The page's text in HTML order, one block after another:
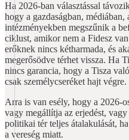
Ha 2026-ban választással
hogy a gazdaságban,
intézményekben megszűnik a
ciklust, amikor nem a Fidesz
erőknek nincs kétharmada, és
megerősödve térhet vissza. Ha
nincs garancia, hogy a Tisza
csak személycseréket hajt végre.
Arra is van esély, hogy a 2026-
vagy megállítja az erjedést,
politikai tér teljes átalakulását,
a vereség miatt.